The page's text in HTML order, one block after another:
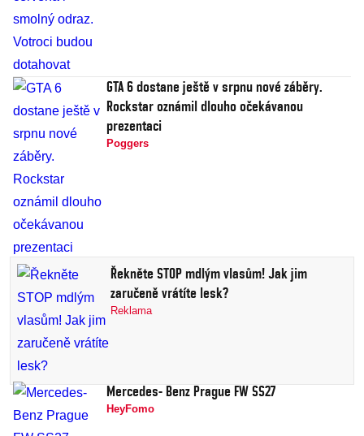
GTA 6 dostane ještě v srpnu nové záběry.
Rockstar oznámil dlouho očekávanou
prezentaci
Poggers
Řekněte STOP mdlým vlasům! Jak jim
zaručeně vrátíte lesk?
Reklama
Mercedes- Benz Prague FW SS27
HeyFomo